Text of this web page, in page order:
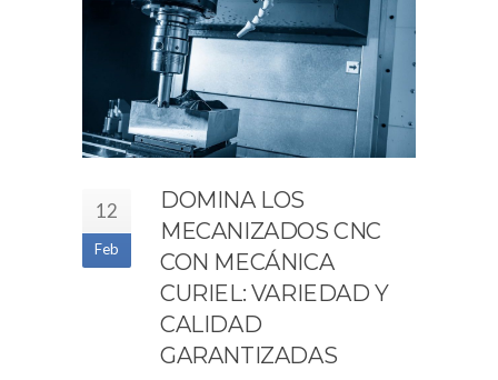
12
Feb
DOMINA LOS
MECANIZADOS CNC
CON MECÁNICA
CURIEL: VARIEDAD Y
CALIDAD
GARANTIZADAS